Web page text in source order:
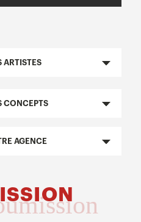
ARTISTES
CONCEPTS
AGENCE